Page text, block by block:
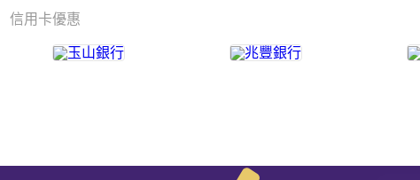
信用卡優惠